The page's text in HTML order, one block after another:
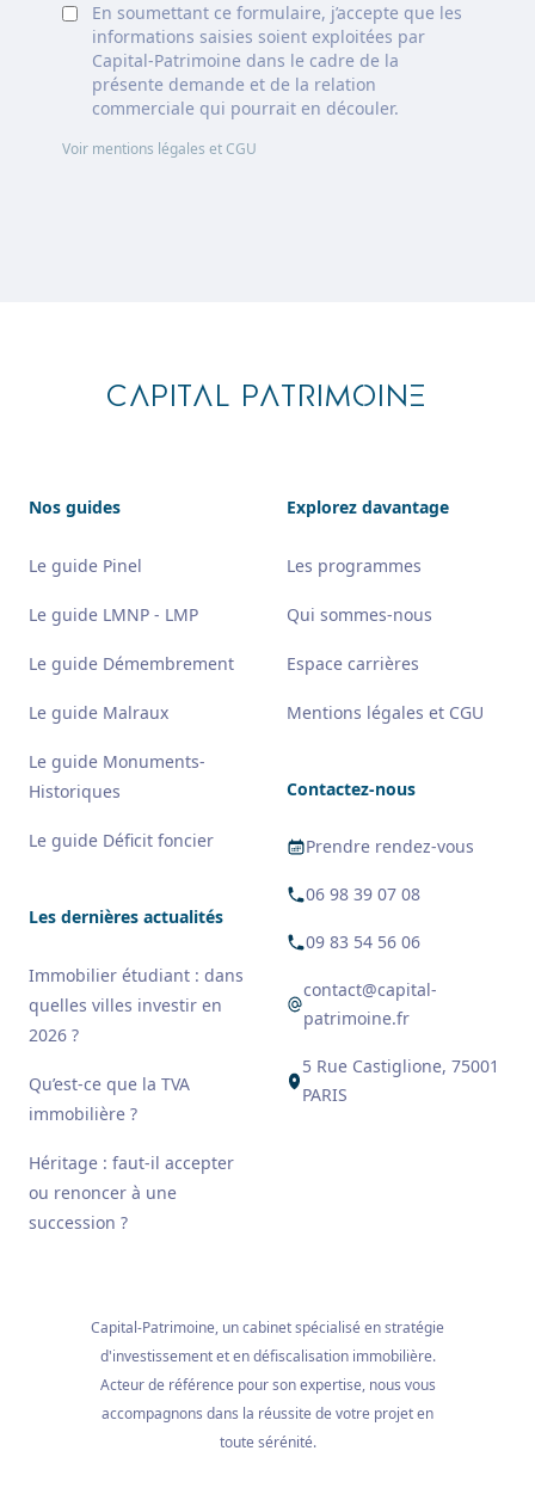
En soumettant ce formulaire, j’accepte que les
informations saisies soient exploitées par
Capital-Patrimoine dans le cadre de la
présente demande et de la relation
commerciale qui pourrait en découler.
Voir mentions légales et CGU
CAPITAL PATRIMOINE
Nos guides
Le guide Pinel
Le guide LMNP - LMP
Le guide Démembrement
Le guide Malraux
Le guide Monuments-
Historiques
Le guide Déficit foncier
Les dernières actualités
Immobilier étudiant : dans
quelles villes investir en
2026 ?
Qu’est-ce que la TVA
immobilière ?
Héritage : faut-il accepter
ou renoncer à une
succession ?
Explorez davantage
Les programmes
Qui sommes-nous
Espace carrières
Mentions légales et CGU
Contactez-nous
Prendre rendez-vous
06 98 39 07 08
09 83 54 56 06
contact@capital-
patrimoine.fr
5 Rue Castiglione, 75001
PARIS
Capital-Patrimoine, un cabinet spécialisé en stratégie
d'investissement et en défiscalisation immobilière.
Acteur de référence pour son expertise, nous vous
accompagnons dans la réussite de votre projet en
toute sérénité.